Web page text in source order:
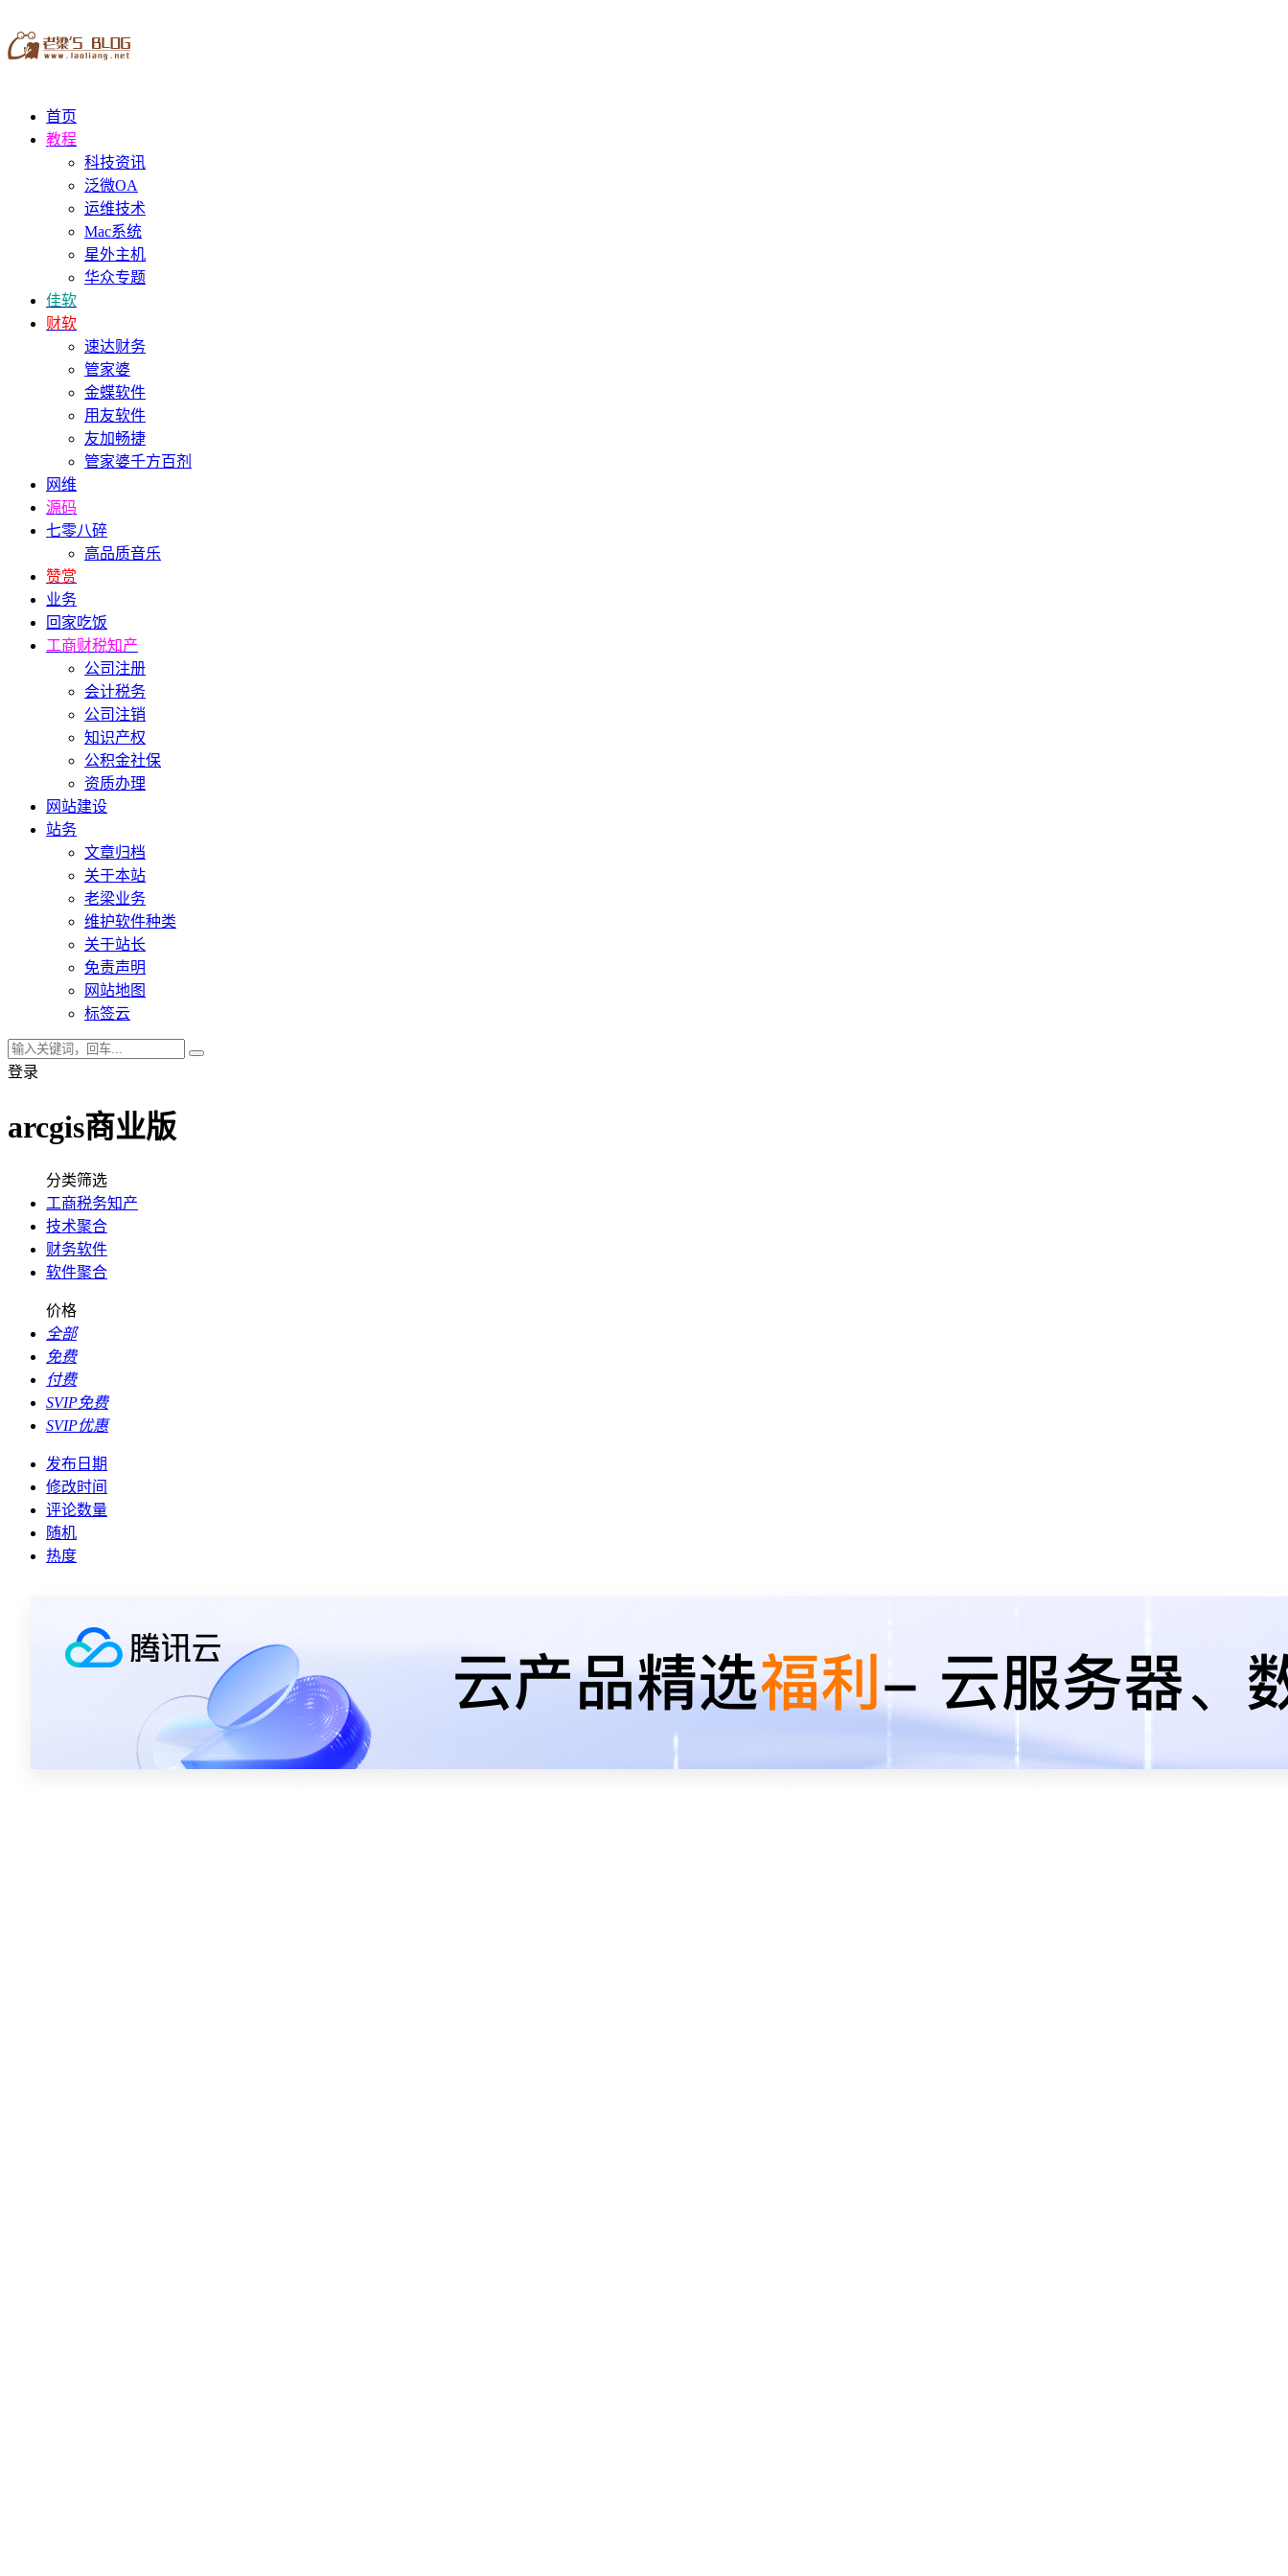
首页
教程
科技资讯
泛微OA
运维技术
Mac系统
星外主机
华众专题
佳软
财软
速达财务
管家婆
金蝶软件
用友软件
友加畅捷
管家婆千方百剂
网维
源码
七零八碎
高品质音乐
赞赏
业务
回家吃饭
工商财税知产
公司注册
会计税务
公司注销
知识产权
公积金社保
资质办理
网站建设
站务
文章归档
关于本站
老梁业务
维护软件种类
关于站长
免责声明
网站地图
标签云
登录
arcgis商业版
分类筛选
工商税务知产
技术聚合
财务软件
软件聚合
价格
全部
免费
付费
SVIP免费
SVIP优惠
发布日期
修改时间
评论数量
随机
热度